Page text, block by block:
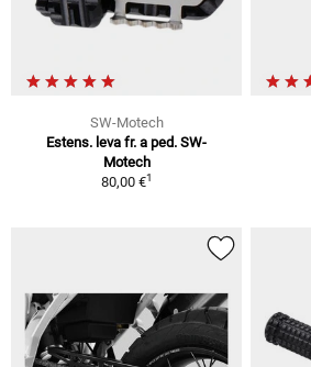
SW-Motech
Estens. leva fr. a ped. SW-
Motech
80,00 €1